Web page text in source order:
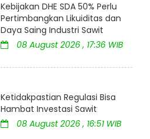
Kebijakan DHE SDA 50% Perlu
Pertimbangkan Likuiditas dan
Daya Saing Industri Sawit
08 August 2026 , 17:36 WIB
Ketidakpastian Regulasi Bisa
Hambat Investasi Sawit
08 August 2026 , 16:51 WIB